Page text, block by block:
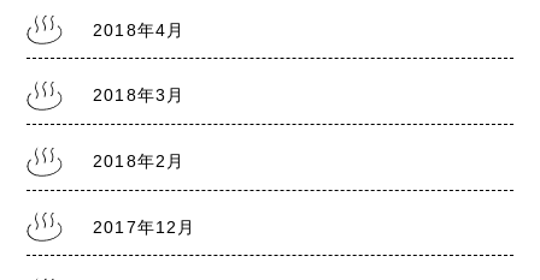
2018年4月
2018年3月
2018年2月
2017年12月